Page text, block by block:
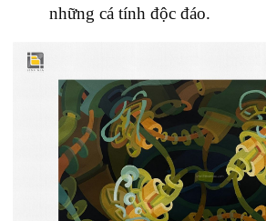
những cá tính độc đáo.